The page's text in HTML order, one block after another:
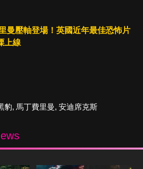
曼壓軸登場！英國近年最佳恐怖片
上線
豹, 馬丁費里曼, 安迪席克斯